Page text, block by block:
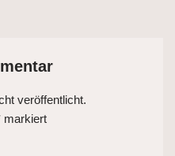
veröffentlicht.
markiert